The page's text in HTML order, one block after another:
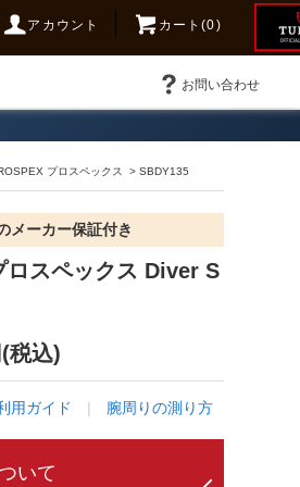
アカウント カート(0)
お問い合わせ
プロスペックス >SBDY135
メーカー保証付き
ロスペックス Diver S
税込)
用ガイド | 腕周りの測り方
いて